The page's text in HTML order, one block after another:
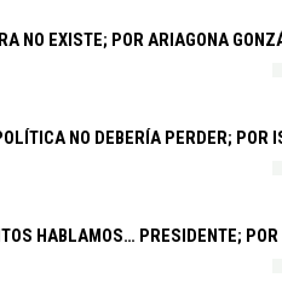
NO EXISTE; POR ARIAGONA
NO DEBERÍA PERDER; POR
HABLAMOS… PRESIDENTE;